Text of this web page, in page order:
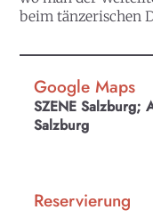
beim tänzerischen
Google Maps
SZENE Salzburg;
Salzburg
Reservierung